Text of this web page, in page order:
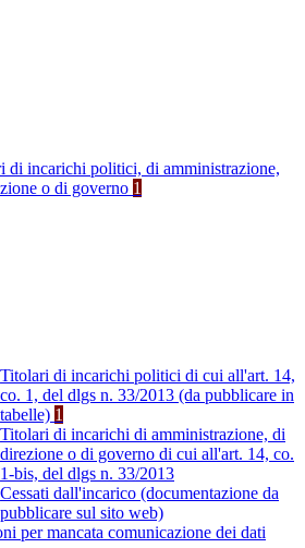
di incarichi politici, di amministrazione,
o di governo 1
Titolari di incarichi politici di cui all'art. 14,
co. 1, del dlgs n. 33/2013 (da pubblicare in
tabelle) 1
Titolari di incarichi di amministrazione, di
direzione o di governo di cui all'art. 14, co.
1-bis, del dlgs n. 33/2013
Cessati dall'incarico (documentazione da
pubblicare sul sito web)
per mancata comunicazione dei dati